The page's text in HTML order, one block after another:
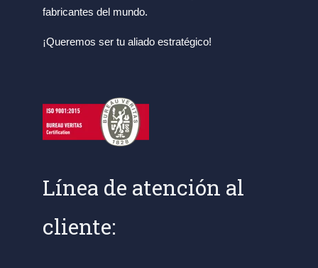
fabricantes del mundo.
¡Queremos ser tu aliado estratégico!
Línea de atención al
cliente: